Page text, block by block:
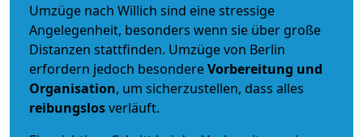
Umzüge nach Willich sind eine stressige
Angelegenheit, besonders wenn sie über große
Distanzen stattfinden. Umzüge von Berlin
erfordern jedoch besondereVorbereitung und
Organisation, um sicherzustellen, dass alles
reibungslosverläuft.